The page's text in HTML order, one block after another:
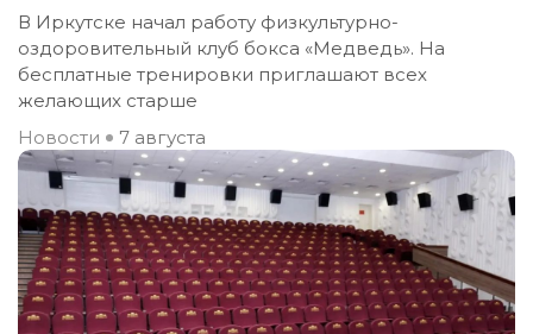
В Иркутске начал работу физкультурно-
оздоровительный клуб бокса «Медведь». На
бесплатные тренировки приглашают всех
желающих старше
Новости
7 августа